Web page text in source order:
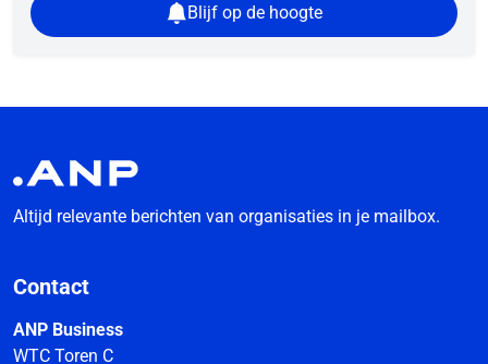
Blijf op de hoogte
Altijd relevante berichten van organisaties in je mailbox.
Contact
ANP Business
WTC Toren C